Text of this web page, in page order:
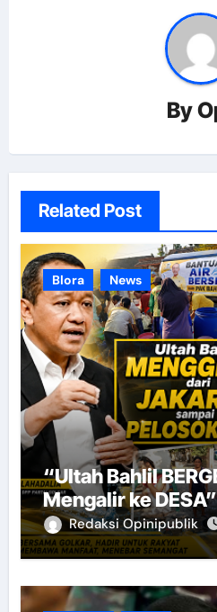
By
Related Post
Blora News
“Ultah Bahlil
Mengalir ke DESA”
Redaksi Opinipublik